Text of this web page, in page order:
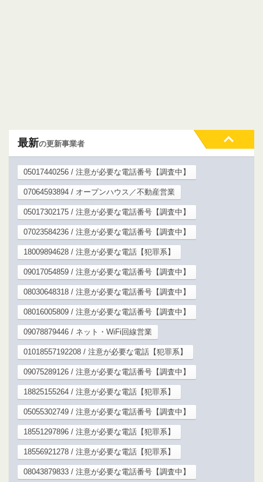
最新の更新事業者
05017440256 / 注意が必要な電話番号【調査中】
07064593894 / オープンハウス／不動産営業
05017302175 / 注意が必要な電話番号【調査中】
07023584236 / 注意が必要な電話番号【調査中】
18009894628 / 注意が必要な電話【犯罪系】
09017054859 / 注意が必要な電話番号【調査中】
08030648318 / 注意が必要な電話番号【調査中】
08016005809 / 注意が必要な電話番号【調査中】
09078879446 / ネット・WiFi回線営業
01018557192208 / 注意が必要な電話【犯罪系】
09075289126 / 注意が必要な電話番号【調査中】
18825155264 / 注意が必要な電話【犯罪系】
05055302749 / 注意が必要な電話番号【調査中】
18551297896 / 注意が必要な電話【犯罪系】
18556921278 / 注意が必要な電話【犯罪系】
08043879833 / 注意が必要な電話番号【調査中】